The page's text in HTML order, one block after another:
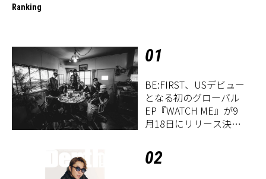
Ranking
01
BE:FIRST、USデビュー
となる初のグローバル
EP『WATCH ME』が9
月18日にリリース決
02